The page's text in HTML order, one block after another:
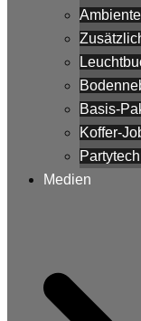
Basis-
Koffer-
Medien